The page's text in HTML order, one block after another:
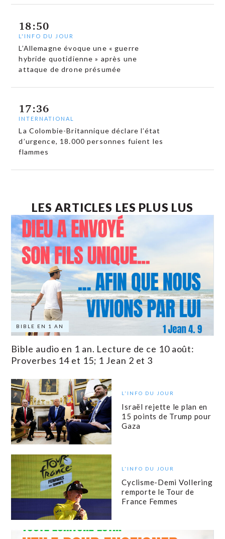
18:50
L'INFO DU JOUR
L’Allemagne évoque une « guerre
hybride quotidienne » après une
attaque de drone présumée
17:36
INTERNATIONAL
La Colombie-Britannique déclare l’état
d’urgence, 18.000 personnes fuient les
flammes
LES ARTICLES LES PLUS LUS
BIBLE EN 1 AN
Bible audio en 1 an. Lecture de ce 10 août:
Proverbes 14 et 15; 1 Jean 2 et 3
L'INFO DU JOUR
Israël rejette le plan en
15 points de Trump pour
Gaza
L'INFO DU JOUR
Cyclisme-Demi Vollering
remporte le Tour de
France Femmes